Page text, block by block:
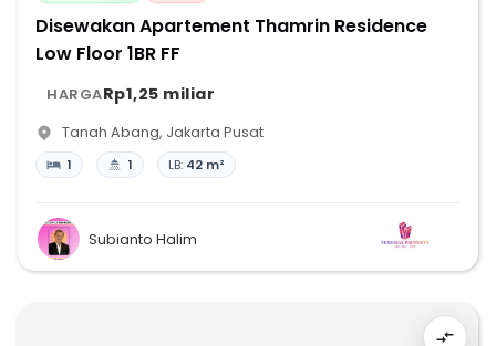
Disewakan Apartement Thamrin Residence
Low Floor 1BR FF
HARGARp1,25 miliar
Tanah Abang, Jakarta Pusat
1 1 LB: 42 m²
Subianto Halim